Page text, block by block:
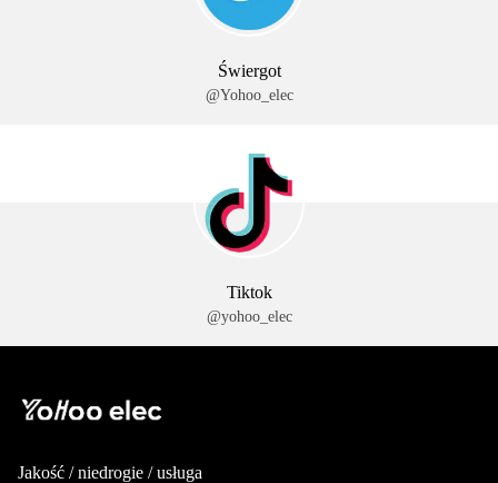
Świergot
@Yohoo_elec
Tiktok
@yohoo_elec
Jakość / niedrogie / usługa